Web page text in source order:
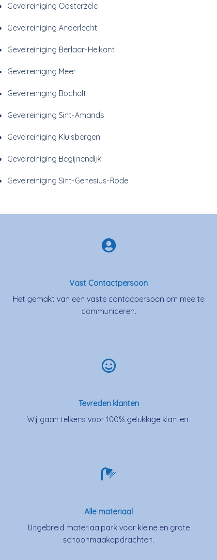
Gevelreiniging Oosterzele
Gevelreiniging Anderlecht
Gevelreiniging Berlaar-Heikant
Gevelreiniging Meer
Gevelreiniging Bocholt
Gevelreiniging Sint-Amands
Gevelreiniging Kluisbergen
Gevelreiniging Begijnendijk
Gevelreiniging Sint-Genesius-Rode
Vast Contactpersoon
Het gemakt van een vaste contacpersoon om mee te
communiceren.
Tevreden klanten
Wij gaan telkens voor 100% gelukkige klanten.
Alle materiaal
Uitgebreid materiaalpark voor kleine en grote
schoonmaakopdrachten.